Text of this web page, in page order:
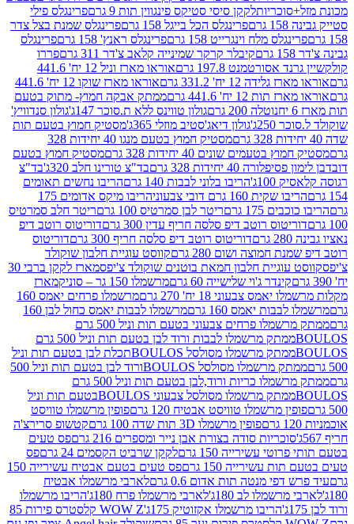
לקקן סיסי סטיקס פינגווין תות 9 גרם
פרינגלס פילי
פרינגלס הכל בייגל 158 גרם
פרינגלס שמנת בצל צדר
מלח וינגרייט 158 גרם
פרינגלס ראנץ' 158 גרם
פרינגלס
קיבלר קרקר שמינייה קלאב צ'דר 311 גרם
פררו
197.8 גרם
אוראו מארז וניל 12 יח' 441.6
12 יח' 331.2 גרם
אוראו מארז שוקו 12 יח' 441.6
12 יח' 441.6 גרם
ממתק אבקה חמוץ- מתוק בטעם
נוטלה 200 גרם
גולון טווינס ללא ת.סוכר 147ג'
גולון סנדוויץ'
250ג'
גולון דיאג'סטיב מוזלי 365ג'
מסטיק חמוץ בטעם תות
מסטיק חמוץ בטעם מנגו 40 יחידות 328
בטעמים שונים 40 יחידות 328 גרם
מסטיק חמוץ בטעם
40 יחידות 328 גרם
בד"צ טורינו חלב 320ג'
בד"צ
הריבו בלוני לבבות 140 גרם
הריבו נחשים תאומים
160 גרם דובי צבעוני
הריבו מיקס אדומים 175
175 גרם
ריטר לבן סמרטיס 100 גרם
ריטר חלב סמרטיס
רוטב דיפ סלסה חריף עדין 300 גרם
דוריטוס רוטב דיפ
דוריטוס רוטב דיפ סלסה חריף 300 גרם
דוריטוס
חמוצה ושום 280 גרם
קווסט עוגיית חלבון שוקולד
עוגיית חלבון חמאת בוטנים שוקולד צ'יפס
מארז לקקן ברבי 30
קינדר ג'וי שלישייה 60 גרם
מרשמלו 150 גר – סוניק
מארז
צבעוני 18 יח' 270 גרם
מרשמלו פרחים יאמס 160
יאמס 160 גרם
מרשמלו לבבות יאמס כחול לבן 160
ממתק מרשמלו פרחים צבעוני בטעם תות וניל 500 גרם
ממתק מרשמלו לבבות ורוד לבן בטעם תות וניל 500 גרם
ממתק מרשמלו מסולסל BOULOSתכלת לבן בטעם תות וניל
ממתק מרשמלו מסולסל BOULOSורוד לבן בטעם תות וניל 500
ממתק מרשמלו כריות ורוד,לבן בטעם תות וניל 500 גרם
ממתק מרשמלו מסולסל צבעוני BOULOSבטעם תות וניל
מרשמלו טוויסט אבטיח 120 גרם
פופין מרשמלו טוויסט
פופין מרשמלו 3D תות שדה 100 גרם
קטשופ סרירצ'ה
סוכריות סודה בצורת אבן נייר ומספרים 216 גרם
פס טעים
עשירייה 150 גרם
לקקן שרביט הקסמים 24 גרם
פס
עשירייה 150 גרם
פס טעים בטעם אבטיח עשירייה 150
מנטה תות אדום 0.6 גרם
לארבי מרשמלו אבטיח
לב 180ג'
לארבי מרשמלו פרח 180ג'
הריבו מרשמלו
הריבו מרשמלו אקזוטיק 175ג'
WOW Z קלסטרס פירות 85